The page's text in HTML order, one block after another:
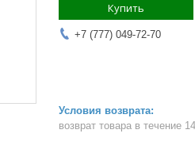
Купить
+7 (777) 049-72-70
возврат товара в течение